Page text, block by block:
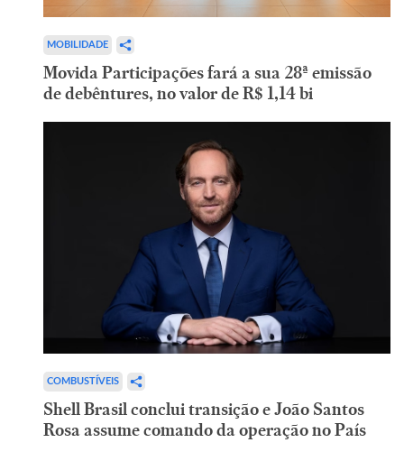
MOBILIDADE
Movida Participações fará a sua 28ª emissão
de debêntures, no valor de R$ 1,14 bi
COMBUSTÍVEIS
Shell Brasil conclui transição e João Santos
Rosa assume comando da operação no País